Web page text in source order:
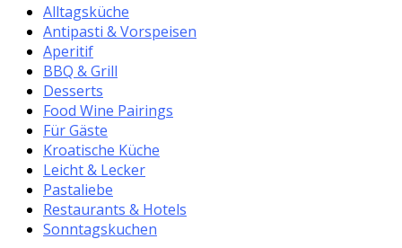
Alltagsküche
Antipasti & Vorspeisen
Aperitif
BBQ & Grill
Desserts
Food Wine Pairings
Für Gäste
Kroatische Küche
Leicht & Lecker
Pastaliebe
Restaurants & Hotels
Sonntagskuchen